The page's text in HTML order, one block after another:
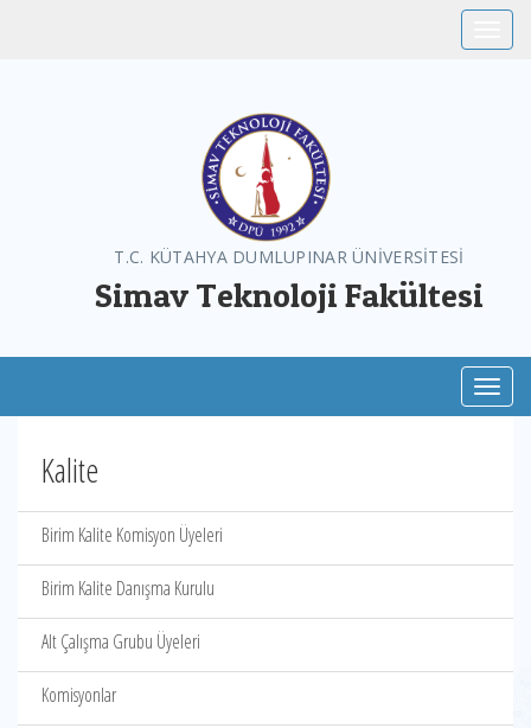
T.C. KÜTAHYA DUMLUPINAR ÜNİVERSİTESİ
Simav Teknoloji Fakültesi
Kalite
Birim Kalite Komisyon Üyeleri
Birim Kalite Danışma Kurulu
Alt Çalışma Grubu Üyeleri
Komisyonlar